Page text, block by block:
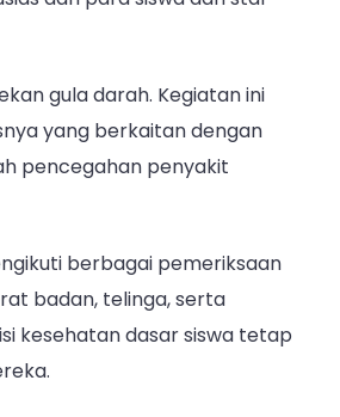
MTsN
50
Siswa
Jalani
Pengecekan
gula darah. Kegiatan ini
yang berkaitan dengan
pencegahan penyakit
berbagai pemeriksaan
badan, telinga, serta
kesehatan dasar siswa tetap